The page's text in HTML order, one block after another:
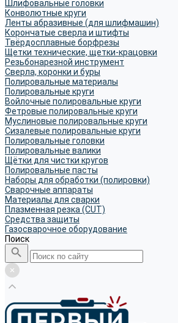
Шлифовальные головки
Конволютные круги
Ленты абразивные (для шлифмашин)
Корончатые сверла и штифты
Твёрдосплавные борфрезы
Щетки технические, щетки-крацовки
Резьбонарезной инструмент
Сверла, коронки и буры
Полировальные материалы
Полировальные круги
Войлочные полировальные круги
Фетровые полировальные круги
Муслиновые полировальные круги
Cизалевые полировальные круги
Полировальные головки
Полировальные валики
Щётки для чистки кругов
Полировальные пасты
Наборы для обработки (полировки)
Сварочные аппараты
Материалы для сварки
Плазменная резка (CUT)
Средства защиты
Газосварочное оборудование
Поиск